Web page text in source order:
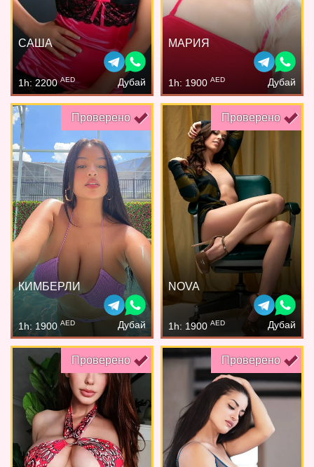
САША
1h: 2200AED Дубай
МАРИЯ
1h: 1900 AED Дубай
Проверено
КИМБЕРЛИ
1h: 1900 AED Дубай
Проверено
NOVA
1h: 1900 AED Дубай
Проверено Проверено